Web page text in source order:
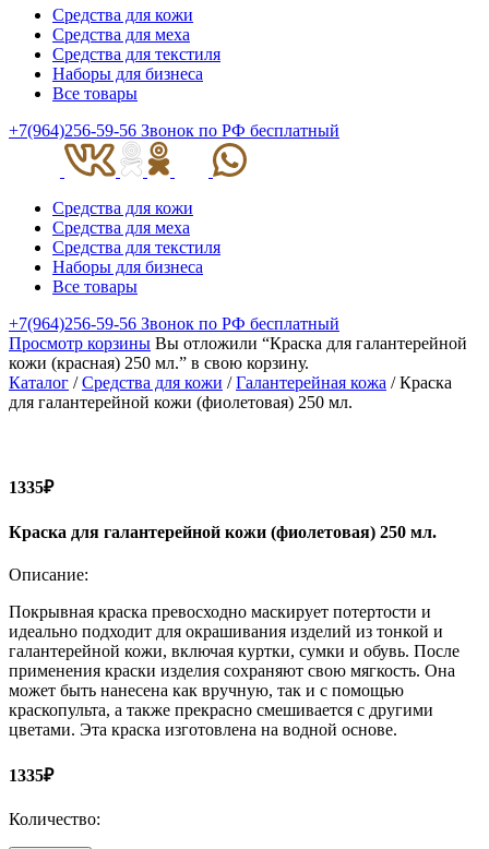
Средства для кожи
Средства для меха
Средства для текстиля
Наборы для бизнеса
Все товары
+7(964)256-59-56 Звонок по РФ бесплатный
Средства для кожи
Средства для меха
Средства для текстиля
Наборы для бизнеса
Все товары
+7(964)256-59-56 Звонок по РФ бесплатный
Просмотр корзины Вы отложили “Краска для галантерейной
кожи (красная) 250 мл.” в свою корзину.
Каталог /Средства для кожи /Галантерейная кожа / Краска
для галантерейной кожи (фиолетовая) 250 мл.
1335₽
Краска для галантерейной кожи (фиолетовая) 250 мл.
Описание:
Покрывная краска превосходно маскирует потертости и
идеально подходит для окрашивания изделий из тонкой и
галантерейной кожи, включая куртки, сумки и обувь. После
применения краски изделия сохраняют свою мягкость. Она
может быть нанесена как вручную, так и с помощью
краскопульта, а также прекрасно смешивается с другими
цветами. Эта краска изготовлена на водной основе.
1335₽
Количество: